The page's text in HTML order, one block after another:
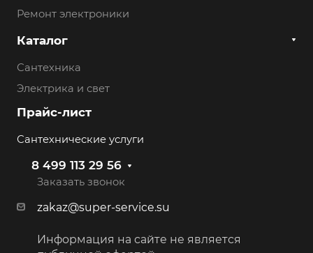
Ремонт электроники
Каталог
Сантехника
Электрика и свет
Прайс-лист
Сантехнические услуги
8 499 113 29 56
Заказать звонок
zakaz@super-service.su
Информация на сайте не является